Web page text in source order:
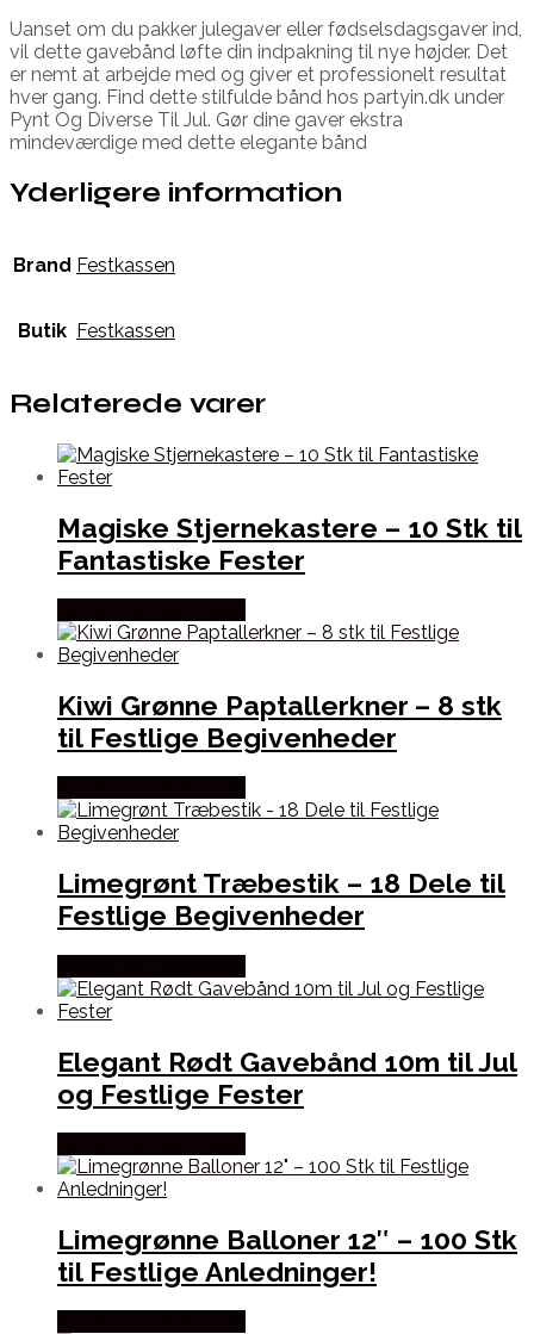
Uanset om du pakker julegaver eller fødselsdagsgaver ind,
vil dette gavebånd løfte din indpakning til nye højder. Det
er nemt at arbejde med og giver et professionelt resultat
hver gang. Find dette stilfulde bånd hos partyin.dk under
Pynt Og Diverse Til Jul. Gør dine gaver ekstra
mindeværdige med dette elegante bånd
Yderligere information
Brand Festkassen
Butik Festkassen
Relaterede varer
Magiske Stjernekastere – 10 Stk til
Fantastiske Fester
Kiwi Grønne Paptallerkner – 8 stk
til Festlige Begivenheder
Limegrønt Træbestik – 18 Dele til
Festlige Begivenheder
Elegant Rødt Gavebånd 10m til Jul
og Festlige Fester
Limegrønne Balloner 12″ – 100 Stk
til Festlige Anledninger!